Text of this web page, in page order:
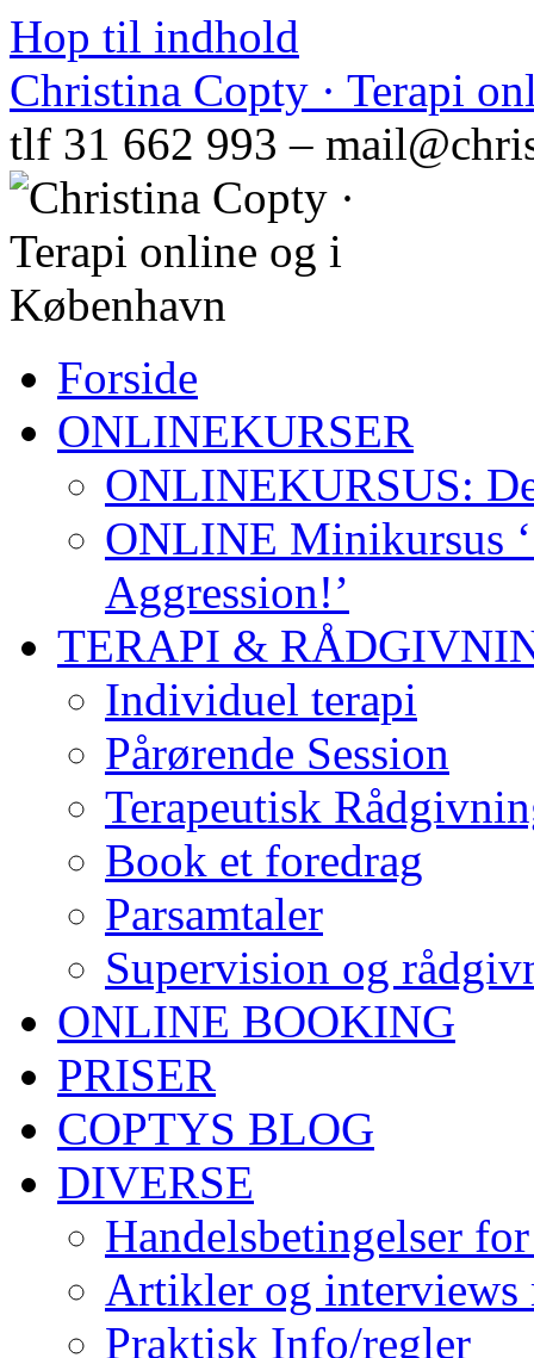
Hop til indhold
Christina Copty · Terapi
tlf 31 662 993 –
Forside
ONLINEKURSER
ONLINEKURSUS:
ONLINE Minikursus
Aggression!’
TERAPI &
Individuel terapi
Pårørende Session
Terapeutisk
Book et foredrag
Parsamtaler
Supervision og
ONLINE BOOKING
PRISER
COPTYS BLOG
DIVERSE
Handelsbetingelser
Artikler og interviews
Praktisk Info/regler